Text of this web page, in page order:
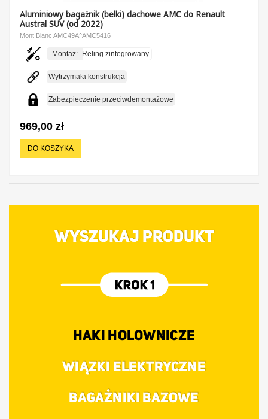
Aluminiowy bagażnik (belki) dachowe AMC do Renault
Austral SUV (od 2022)
Mont Blanc AMC49A^AMC5416
Montaż: Reling zintegrowany
Wytrzymała konstrukcja
Zabezpieczenie przeciwdemontażowe
969,00 zł
DO KOSZYKA
WYSZUKAJ PRODUKT
HAKI HOLOWNICZE
WIĄZKI ELEKTRYCZNE
BAGAŻNIKI BAZOWE